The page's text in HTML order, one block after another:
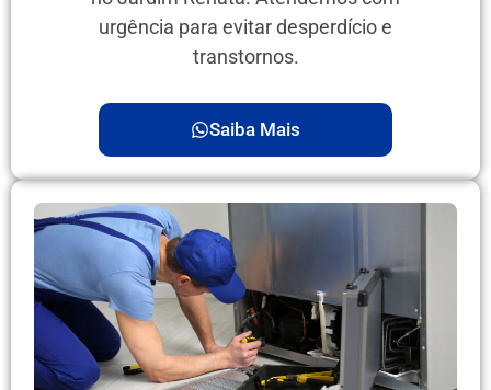
urgência para evitar desperdício e
transtornos.
Saiba Mais